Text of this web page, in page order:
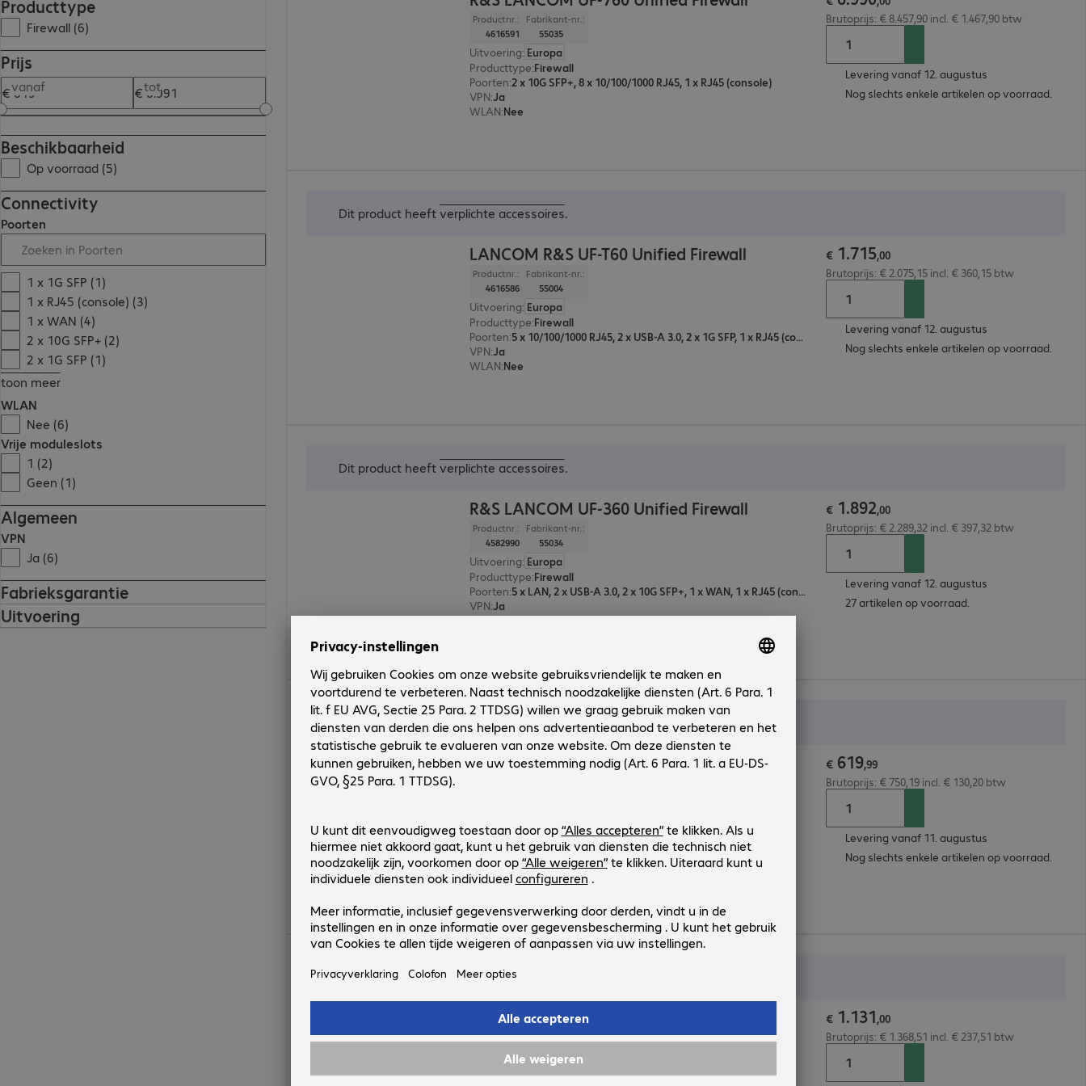
Producttype
Firewall (6)
Prijs
vanaf tot
Beschikbaarheid
Op voorraad (5)
Connectivity
Poorten
1 x 1G SFP (1)
1 x RJ45 (console) (3)
1 x WAN (4)
2 x 10G SFP+ (2)
2 x 1G SFP (1)
toon meer
WLAN
Nee (6)
Vrije moduleslots
1 (2)
Geen (1)
Algemeen
VPN
Ja (6)
Fabrieksgarantie
Uitvoering
Productnr.:
4616591
Fabrikant-nr.:
55035
Uitvoering: Europa
Producttype:Firewall
Poorten:2 x 10G SFP+, 8 x 10/100/1000 RJ45, 1 x RJ45 (console)
VPN:Ja
WLAN:Nee
Brutoprijs: € 8.457,90 incl. € 1.467,90 btw
Levering vanaf 12. augustus
Nog slechts enkele artikelen op voorraad.
Dit product heeftverplichte accessoires.
LANCOM R&S UF-T60 Unified Firewall
Productnr.:
4616586
Fabrikant-nr.:
55004
Uitvoering: Europa
Producttype:Firewall
Poorten:
5 x 10/100/1000 RJ45, 2 x USB-A 3.0, 2 x 1G SFP, 1 x RJ45 (console)
VPN:Ja
WLAN:Nee
€ 1.715,00
Brutoprijs: € 2.075,15 incl. € 360,15 btw
Levering vanaf 12. augustus
Nog slechts enkele artikelen op voorraad.
Dit product heeftverplichte accessoires.
R&S LANCOM UF-360 Unified Firewall
Productnr.:
4582990
Fabrikant-nr.:
55034
Uitvoering: Europa
Producttype:Firewall
Poorten:
5 x LAN, 2 x USB-A 3.0, 2 x 10G SFP+, 1 x WAN, 1 x RJ45 (console)
VPN:Ja
WLAN:Nee
€ 1.892,00
Brutoprijs: € 2.289,32 incl. € 397,32 btw
Levering vanaf 12. augustus
27 artikelen op voorraad.
Dit product heeftverplichte accessoires.
R&S LANCOM R&S UF-60 Unified Firewall
Producttype:Firewall
Poorten:3 x LAN, 1 x WAN
VPN:Ja
WLAN:Nee
€ 619,99
€ 619,99
Brutoprijs: € 750,19 incl. € 130,20 btw
Levering vanaf 11. augustus
Nog slechts enkele artikelen op voorraad.
Dit product heeftverplichte accessoires
R&S LANCOM UF-260 Unified Firewall
Productnr.:
4499773
Fabrikant-nr.:
55024
Europa
€ 1.131,00
€ 1.131,00
Brutoprijs: € 1.368,51 incl. € 237,51 btw